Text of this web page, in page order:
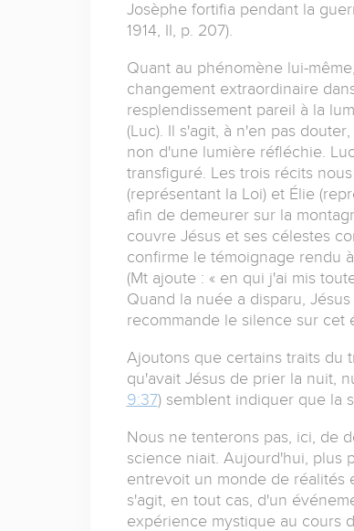
Josèphe fortifia pendant la
1914, II, p. 207).
Quant au phénomène lui-
changement extraordinaire
resplendissement pareil à la
(Luc). Il s'agit, à n'en pas
non d'une lumière réfléchie.
transfiguré. Les trois récits
(représentant la Loi) et Élie
afin de demeurer sur la
couvre Jésus et ses célestes
confirme le témoignage rendu
(Mt ajoute : « en qui j'ai mis
Quand la nuée a disparu,
recommande le silence sur cet
Ajoutons que certains traits du
qu'avait Jésus de prier la nuit,
9:37) semblent indiquer que la
Nous ne tenterons pas, ici, de
science niait. Aujourd'hui, plus
entrevoit un monde de réalités
s'agit, en tout cas, d'un
expérience mystique au cours